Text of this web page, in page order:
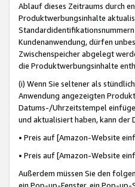
Ablauf dieses Zeitraums durch
Produktwerbungsinhalte
Standardidentifikationsnummern
Kundenanwendung, dürfen
Zwischenspeicher abgelegt
die Produktwerbungsinhalte
(i) Wenn Sie seltener als
Anwendung angezeigten
Datums-/Uhrzeitstempel
und aktualisiert haben, kann der
• Preis auf [Amazon-Website
• Preis auf [Amazon-Website
Außerdem müssen Sie den
ein Pop-up-Fenster, ein Pop-